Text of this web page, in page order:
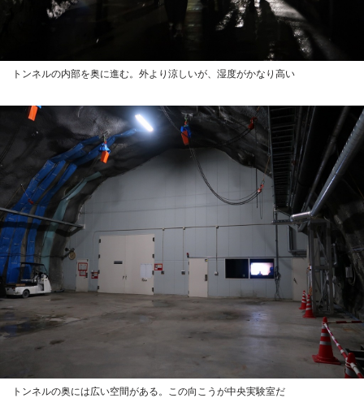
トンネルの内部を奥に進む。外より涼しいが、湿度がかなり高い
トンネルの奥には広い空間がある。この向こうが中央実験室だ